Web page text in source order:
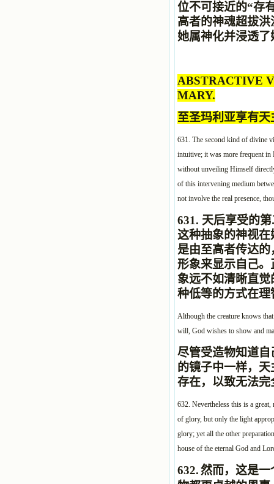
位不可接近的“存
高者的神魂超拔
她属神化并浸透了
ABSTRACTIVE
MARY.
至圣玛利亚享有
631. The second kind of divine
intuitive; it was more frequent
without unveiling Himself
of this intervening medium
not involve the real presence,
631. 天后享受的
这种抽象的神视在
是由至高者传达
形象来显示自己。
象远不如清晰直觉
种低等的方式在理
Although the creature knows
will, God wishes to show and
尽管受造物知道
的镜子中一样，
存在，以致无法
632. Nevertheless this is a
of glory, but only the light
glory; yet all the other
house of the eternal God and
632.然而，这是